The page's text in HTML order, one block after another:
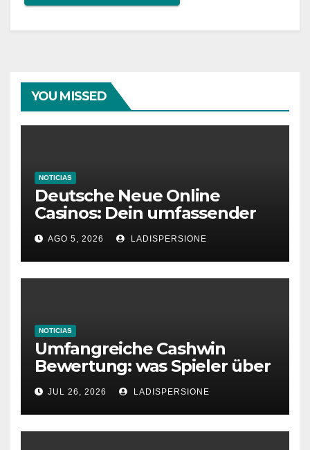
YOU MISSED
NOTICIAS
Deutsche Neue Online
Casinos: Dein umfassender
Ratgeber für moderne
Glücksspielplattformen
AGO 5, 2026 LADISPERSIONE
NOTICIAS
Umfangreiche Cashwin
Bewertung: was Spieler über
dieses Casino denken
JUL 26, 2026 LADISPERSIONE